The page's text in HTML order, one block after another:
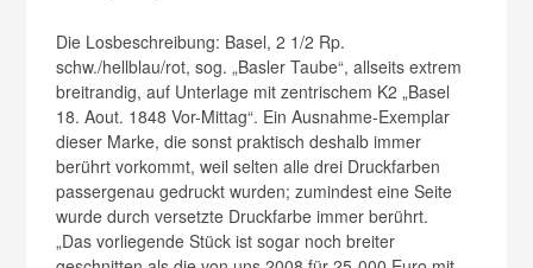
Die Losbeschreibung: Basel, 2 1/2 Rp.
schw./hellblau/rot, sog. „Basler Taube“, allseits extrem
breitrandig, auf Unterlage mit zentrischem K2 „Basel
18. Aout. 1848 Vor-Mittag“. Ein Ausnahme-Exemplar
dieser Marke, die sonst praktisch deshalb immer
berührt vorkommt, weil selten alle drei Druckfarben
passergenau gedruckt wurden; zumindest eine Seite
wurde durch versetzte Druckfarbe immer berührt.
„Das vorliegende Stück ist sogar noch breiter